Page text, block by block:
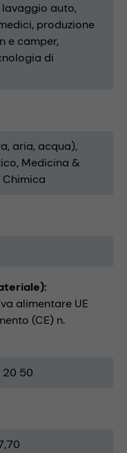
lavaggio auto
produzione
e camper
di
aria, acqua)
Medicina &
Chimica
alimentare UE
(CE) n.
50